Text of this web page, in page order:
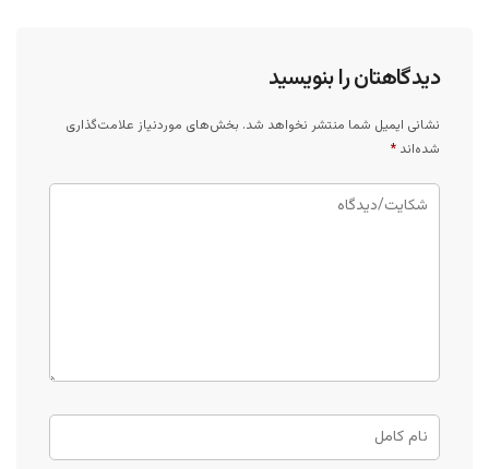
دیدگاهتان را بنویسید
نشانی ایمیل شما منتشر نخواهد شد. بخش‌های موردنیاز علامت‌گذاری
شده‌اند *